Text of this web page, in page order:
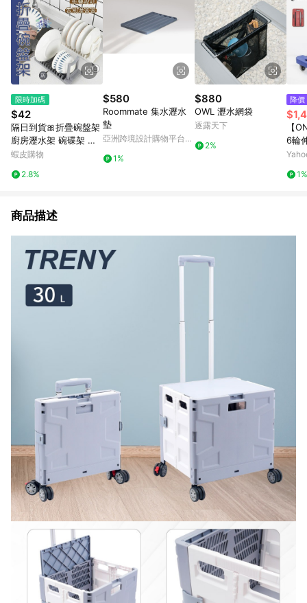
限時加碼
$42
隔日到貨🎀折疊碗盤架
廚房瀝水架 碗碟架 廚
房碗架 檯面瀝水 碗盤
水架 摺疊碗碟架 盤子
蝦皮購物
2.8%
$580
Roommate 集水瀝水
墊
亞洲跨境設計購物平台
1%
$880
OWL 瀝水網袋
逐露天下
2%
降價
【
6輪
推車
1%
商品描述